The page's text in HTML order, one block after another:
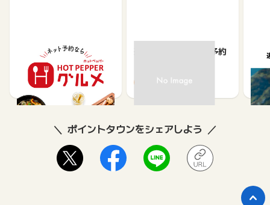
【ホットペッパーグル
メ】レストラン予約
85
楽天ぐるなびネット予約
80
遊
ッ
ュー
ポイントタウンをシェアしよう